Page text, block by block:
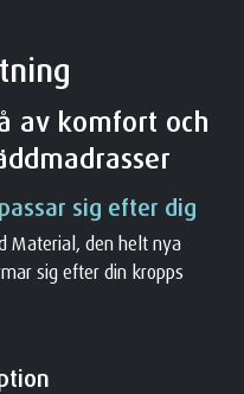
av komfort och
sig efter dig
Material, den helt nya
sig efter din kropps